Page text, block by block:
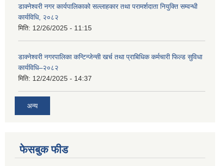
डाक्नेश्वरी नगर कार्यपालिकाको सल्लाहकार तथा परामर्शदाता नियुक्ति सम्वन्धी
कार्यविधि, २०८२
मिति: 12/26/2025 - 11:15
डाक्नेश्वरी नगरपालिका कन्टिन्जेन्सी खर्च तथा प्राबिधिक कर्मचारी फिल्ड सुविधा
कार्यविधि–२०८२
मिति: 12/24/2025 - 14:37
अन्य
फेसबुक फीड